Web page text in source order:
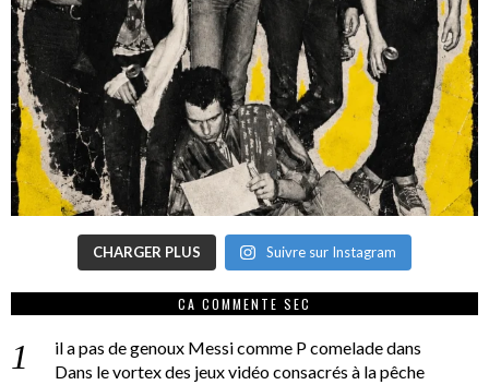
CHARGER PLUS Suivre sur Instagram
CA COMMENTE SEC
il a pas de genoux Messi comme P comeladedans
Dans le vortex des jeux vidéo consacrés à la pêche